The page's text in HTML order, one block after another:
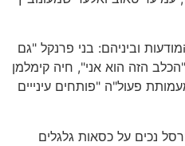
וביניהם: בני פרנקל "גם
הזה הוא אני", חיה קימלמן
פעול"ה "פותחים עינייים
נכים על כסאות גלגלים